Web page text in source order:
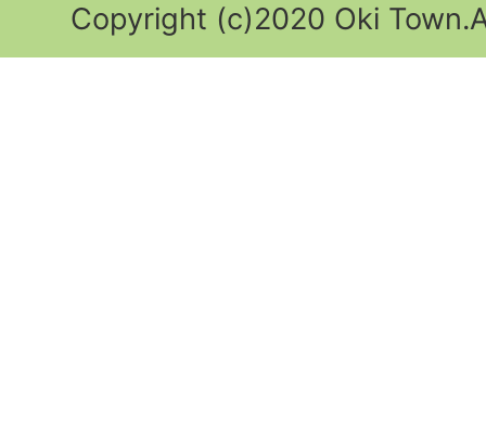
Copyright (c)2020 Oki